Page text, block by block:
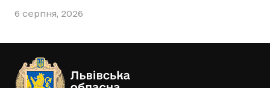
6 серпня, 2026